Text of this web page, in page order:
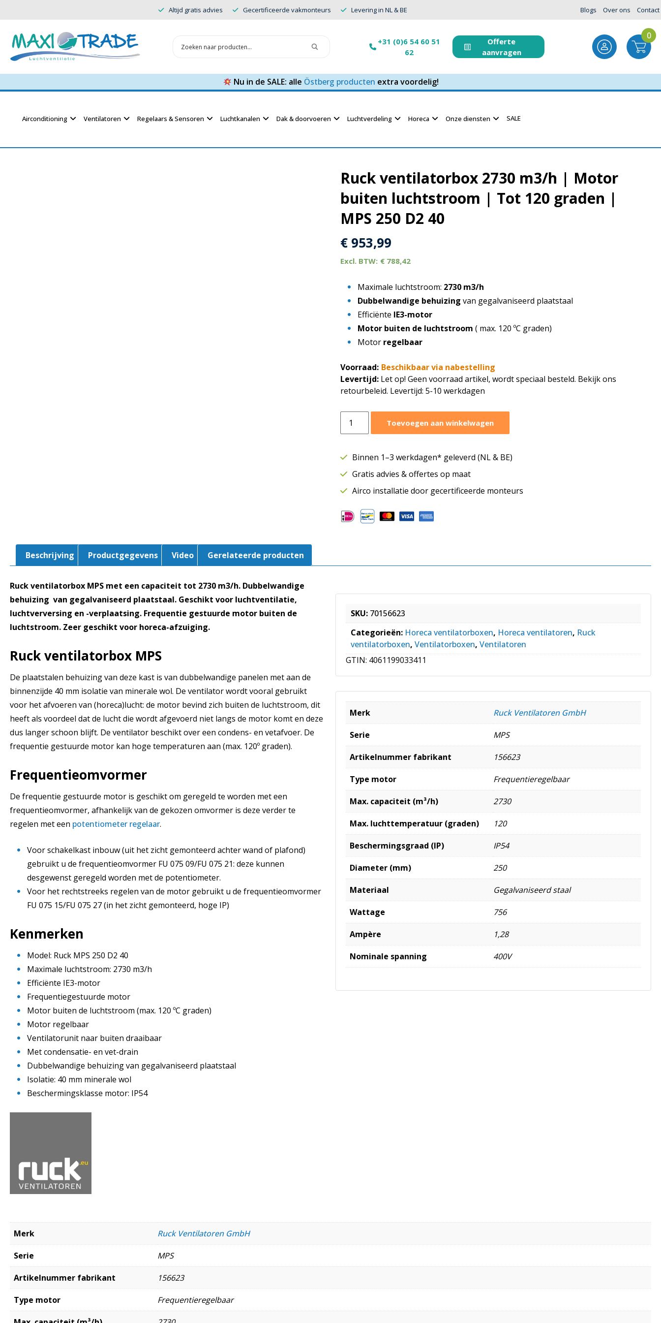
Altijd gratis advies Gecertificeerde vakmonteurs Levering in NL & BE Blogs Over ons Contact
+31 (0)6 54 60 51
62
Offerte
aanvragen
0
Nu in de SALE: alle Östberg producten extra voordelig!
Airconditioning Ventilatoren Regelaars & Sensoren Luchtkanalen Dak & doorvoeren Luchtverdeling Horeca Onze diensten SALE
Ruck ventilatorbox 2730 m3/h | Motor
buiten luchtstroom | Tot 120 graden |
MPS 250 D2 40
€ 953,99
€ 788,42
Maximale luchtstroom: 2730 m3/h
Dubbelwandige behuizing van gegalvaniseerd plaatstaal
Efficiënte IE3-motor
Motor buiten de luchtstroom ( max. 120 ºC graden)
Motor regelbaar
Voorraad: Beschikbaar via nabestelling
Levertijd: Let op! Geen voorraad artikel, wordt speciaal besteld. Bekijk ons
retourbeleid. Levertijd: 5-10 werkdagen
ventilatorbox
m3/h
Motor
buiten
|
Tot
D2
aantal
Toevoegen aan winkelwagen
Binnen 1–3 werkdagen* geleverd (NL & BE)
Gratis advies & offertes op maat
Airco installatie door gecertificeerde monteurs
Beschrijving Productgegevens Video Gerelateerde producten
Ruck ventilatorbox MPS met een capaciteit tot 2730 m3/h. Dubbelwandige
behuizing van gegalvaniseerd plaatstaal. Geschikt voor luchtventilatie,
luchtverversing en -verplaatsing. Frequentie gestuurde motor buiten de
luchtstroom. Zeer geschikt voor horeca-afzuiging.
Ruck ventilatorbox MPS
De plaatstalen behuizing van deze kast is van dubbelwandige panelen met aan de
binnenzijde 40 mm isolatie van minerale wol. De ventilator wordt vooral gebruikt
voor het afvoeren van (horeca)lucht: de motor bevind zich buiten de luchtstroom, dit
heeft als voordeel dat de lucht die wordt afgevoerd niet langs de motor komt en deze
dus langer schoon blijft. De ventilator beschikt over een condens- en vetafvoer. De
frequentie gestuurde motor kan hoge temperaturen aan (max. 120º graden).
Frequentieomvormer
De frequentie gestuurde motor is geschikt om geregeld te worden met een
frequentieomvormer, afhankelijk van de gekozen omvormer is deze verder te
regelen met een potentiometer regelaar.
Voor schakelkast inbouw (uit het zicht gemonteerd achter wand of plafond)
gebruikt u de frequentieomvormer FU 075 09/FU 075 21: deze kunnen
desgewenst geregeld worden met de potentiometer.
Voor het rechtstreeks regelen van de motor gebruikt u de frequentieomvormer
FU 075 15/FU 075 27 (in het zicht gemonteerd, hoge IP)
Kenmerken
Model: Ruck MPS 250 D2 40
Maximale luchtstroom: 2730 m3/h
Efficiënte IE3-motor
Frequentiegestuurde motor
Motor buiten de luchtstroom (max. 120 ºC graden)
Motor regelbaar
Ventilatorunit naar buiten draaibaar
Met condensatie- en vet-drain
Dubbelwandige behuizing van gegalvaniseerd plaatstaal
Isolatie: 40 mm minerale wol
Beschermingsklasse motor: IP54
SKU: 70156623
Categorieën: Horeca ventilatorboxen, Horeca ventilatoren, Ruck
ventilatorboxen, Ventilatorboxen, Ventilatoren
GTIN: 4061199033411
Merk Ruck Ventilatoren GmbH
Serie MPS
Artikelnummer fabrikant 156623
Type motor Frequentieregelbaar
Max. capaciteit (m³/h) 2730
Max. luchttemperatuur (graden) 120
Beschermingsgraad (IP) IP54
Diameter (mm) 250
Materiaal Gegalvaniseerd staal
Wattage 756
Ampère 1,28
Nominale spanning 400V
Merk Ruck Ventilatoren GmbH
Serie MPS
Artikelnummer fabrikant 156623
Type motor Frequentieregelbaar